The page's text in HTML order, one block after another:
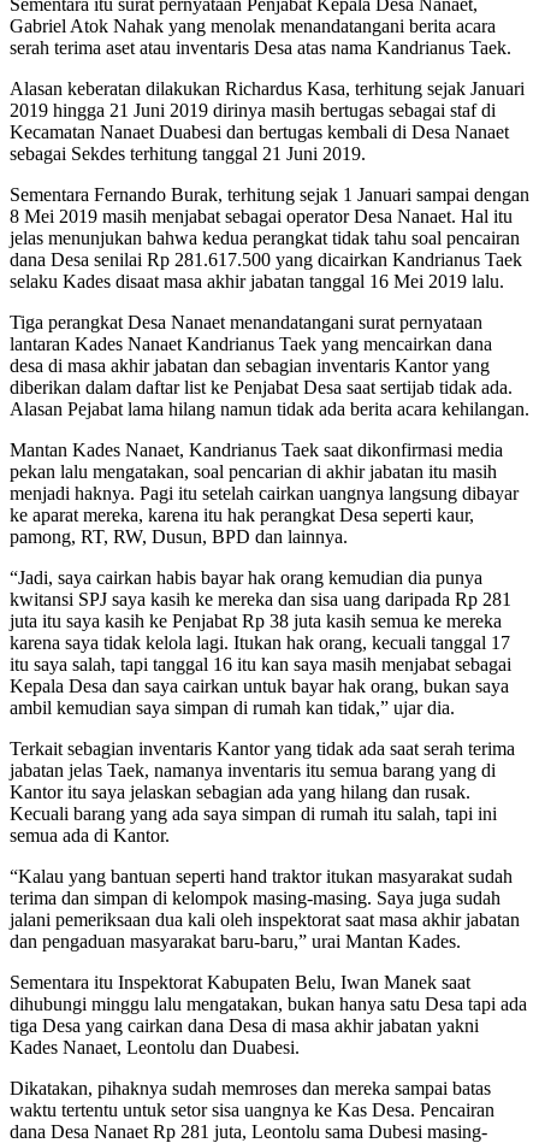
Gabriel Atok Nahak yang menolak menandatangani berita acara
serah terima aset atau inventaris Desa atas nama Kandrianus Taek.
Alasan keberatan dilakukan Richardus Kasa, terhitung sejak Januari
2019 hingga 21 Juni 2019 dirinya masih bertugas sebagai staf di
Kecamatan Nanaet Duabesi dan bertugas kembali di Desa Nanaet
sebagai Sekdes terhitung tanggal 21 Juni 2019.
Sementara Fernando Burak, terhitung sejak 1 Januari sampai dengan
8 Mei 2019 masih menjabat sebagai operator Desa Nanaet. Hal itu
jelas menunjukan bahwa kedua perangkat tidak tahu soal pencairan
dana Desa senilai Rp 281.617.500 yang dicairkan Kandrianus Taek
selaku Kades disaat masa akhir jabatan tanggal 16 Mei 2019 lalu.
Tiga perangkat Desa Nanaet menandatangani surat pernyataan
lantaran Kades Nanaet Kandrianus Taek yang mencairkan dana
desa di masa akhir jabatan dan sebagian inventaris Kantor yang
diberikan dalam daftar list ke Penjabat Desa saat sertijab tidak ada.
Alasan Pejabat lama hilang namun tidak ada berita acara kehilangan.
Mantan Kades Nanaet, Kandrianus Taek saat dikonfirmasi media
pekan lalu mengatakan, soal pencarian di akhir jabatan itu masih
menjadi haknya. Pagi itu setelah cairkan uangnya langsung dibayar
ke aparat mereka, karena itu hak perangkat Desa seperti kaur,
pamong, RT, RW, Dusun, BPD dan lainnya.
“Jadi, saya cairkan habis bayar hak orang kemudian dia punya
kwitansi SPJ saya kasih ke mereka dan sisa uang daripada Rp 281
juta itu saya kasih ke Penjabat Rp 38 juta kasih semua ke mereka
karena saya tidak kelola lagi. Itukan hak orang, kecuali tanggal 17
itu saya salah, tapi tanggal 16 itu kan saya masih menjabat sebagai
Kepala Desa dan saya cairkan untuk bayar hak orang, bukan saya
ambil kemudian saya simpan di rumah kan tidak,” ujar dia.
Terkait sebagian inventaris Kantor yang tidak ada saat serah terima
jabatan jelas Taek, namanya inventaris itu semua barang yang di
Kantor itu saya jelaskan sebagian ada yang hilang dan rusak.
Kecuali barang yang ada saya simpan di rumah itu salah, tapi ini
semua ada di Kantor.
“Kalau yang bantuan seperti hand traktor itukan masyarakat sudah
terima dan simpan di kelompok masing-masing. Saya juga sudah
jalani pemeriksaan dua kali oleh inspektorat saat masa akhir jabatan
dan pengaduan masyarakat baru-baru,” urai Mantan Kades.
Sementara itu Inspektorat Kabupaten Belu, Iwan Manek saat
dihubungi minggu lalu mengatakan, bukan hanya satu Desa tapi ada
tiga Desa yang cairkan dana Desa di masa akhir jabatan yakni
Kades Nanaet, Leontolu dan Duabesi.
Dikatakan, pihaknya sudah memroses dan mereka sampai batas
waktu tertentu untuk setor sisa uangnya ke Kas Desa. Pencairan
dana Desa Nanaet Rp 281 juta, Leontolu sama Dubesi masing-